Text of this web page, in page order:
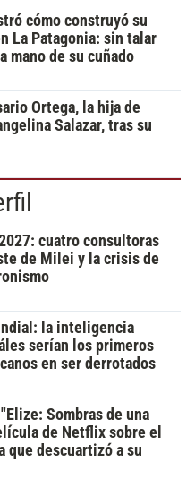
cómo construyó su
La Patagonia: sin talar
mano de su cuñado
Ortega, la hija de
Salazar, tras su
cuatro consultoras
de Milei y la crisis de
la inteligencia
serían los primeros
en ser derrotados
Sombras de una
de Netflix sobre el
que descuartizó a su